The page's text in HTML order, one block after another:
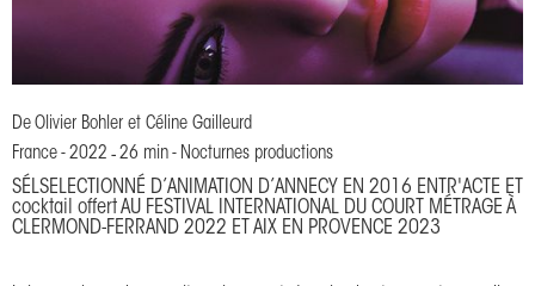
De Olivier Bohler et Céline Gailleurd
France - 2022 - 26 min - Nocturnes productions
SÉLSELECTIONNÉ D’ANIMATION D’ANNECY EN 2016 ENTR'ACTE ET
cocktail offert AU FESTIVAL INTERNATIONAL DU COURT MÉTRAGE À
CLERMOND-FERRAND 2022 ET AIX EN PROVENCE 2023